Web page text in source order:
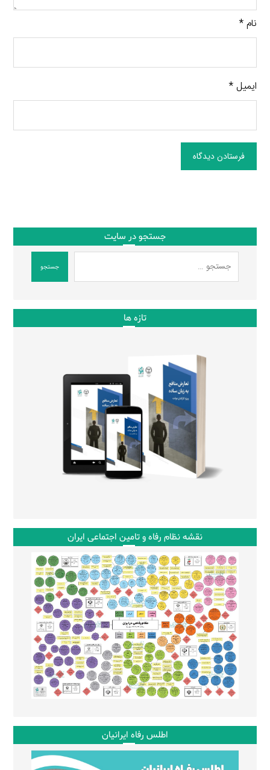
نام*
ایمیل*
فرستادن دیدگاه
جستجو در سایت
جستجو
تازه ها
نقشه نظام رفاه و تامین اجتماعی ایران
اطلس رفاه ایرانیان